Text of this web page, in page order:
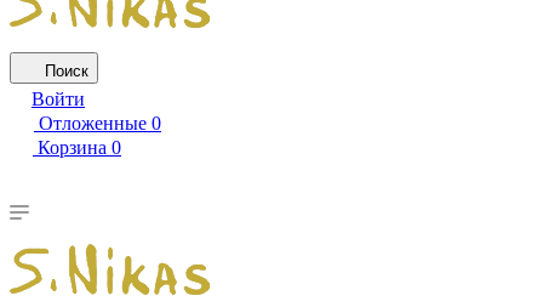
Поиск
Войти
Отложенные 0
Корзина 0